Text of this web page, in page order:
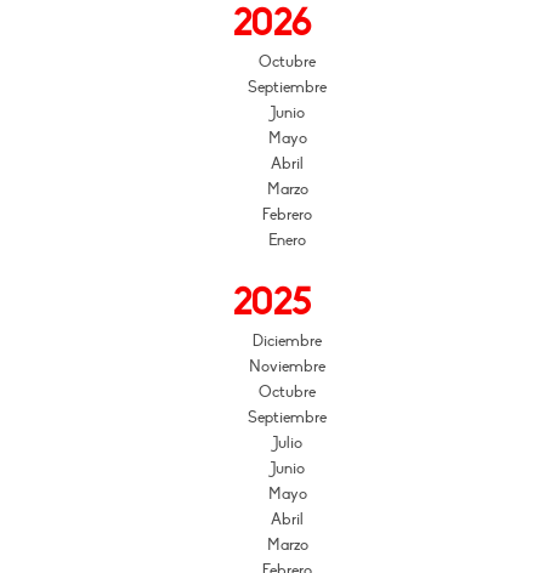
2026
Octubre
Septiembre
Junio
Mayo
Abril
Marzo
Febrero
Enero
2025
Diciembre
Noviembre
Octubre
Septiembre
Julio
Junio
Mayo
Abril
Marzo